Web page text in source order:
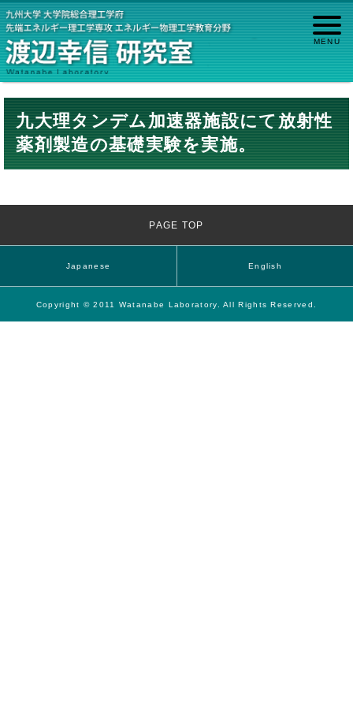
九大理タンデム加速器施設にて放射性
薬剤製造の基礎実験を実施。
PAGE TOP
Japanese English
Copyright © 2011 Watanabe Laboratory. All Rights Reserved.